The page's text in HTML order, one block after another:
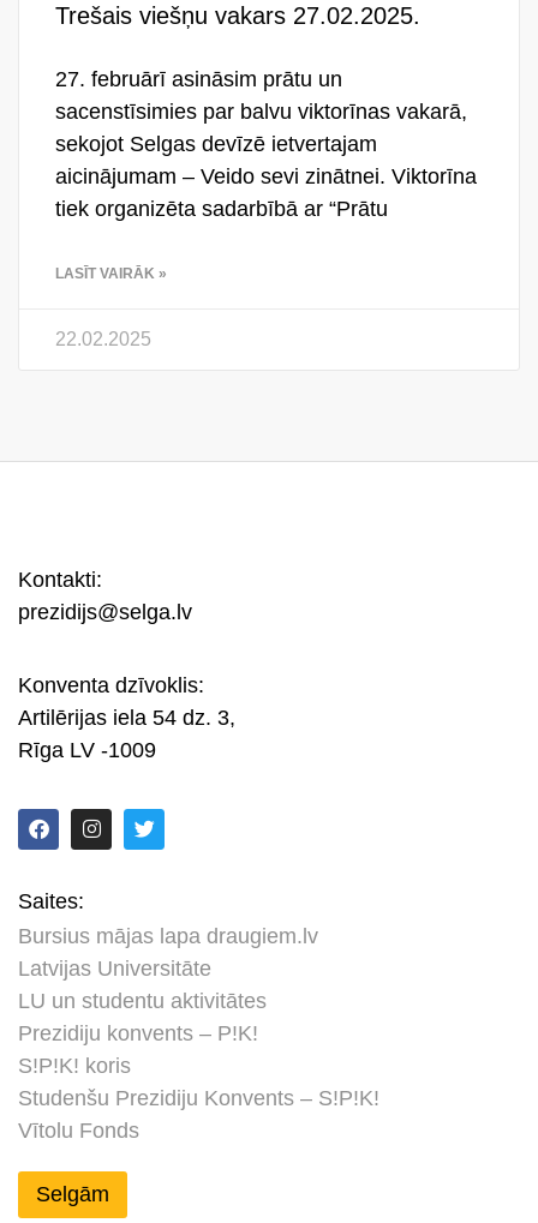
Trešais viešņu vakars 27.02.2025.
27. februārī asināsim prātu un
sacenstīsimies par balvu viktorīnas vakarā,
sekojot Selgas devīzē ietvertajam
aicinājumam – Veido sevi zinātnei. Viktorīna
tiek organizēta sadarbībā ar “Prātu
LASĪT VAIRĀK »
22.02.2025
Kontakti:
prezidijs@selga.lv
Konventa dzīvoklis:
Artilērijas iela 54 dz. 3,
Rīga LV -1009
Saites:
Bursius mājas lapa draugiem.lv
Latvijas Universitāte
LU un studentu aktivitātes
Prezidiju konvents – P!K!
S!P!K! koris
Studenšu Prezidiju Konvents – S!P!K!
Vītolu Fonds
Selgām